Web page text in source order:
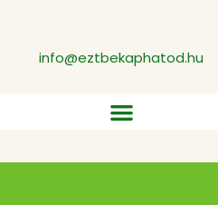
info@eztbekaphatod.hu